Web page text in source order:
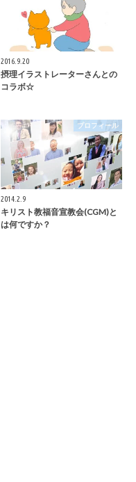
2016.9.20
摂理イラストレーターさんとの
コラボ☆
プロフィール
2014.2.9
キリスト教福音宣教会(CGM)と
は何ですか？